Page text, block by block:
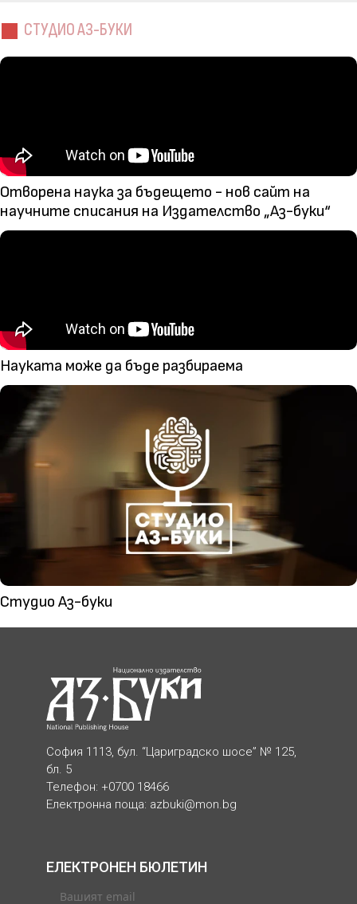
СТУДИО АЗ-БУКИ
Отворена наука за бъдещето - нов сайт на
научните списания на Издателство „Аз-буки“
Науката може да бъде разбираема
Студио Аз-буки
София 1113, бул. “Цариградско шосе” № 125,
бл. 5
Телефон: +0700 18466
Електронна поща: azbuki@mon.bg
ЕЛЕКТРОНЕН БЮЛЕТИН